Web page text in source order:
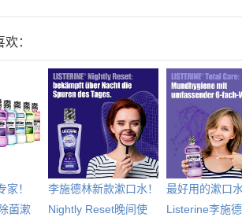
：
！
菌漱
李施德林新款漱口水！
Nightly Reset晚间使
最好用的漱口
Listerine李施